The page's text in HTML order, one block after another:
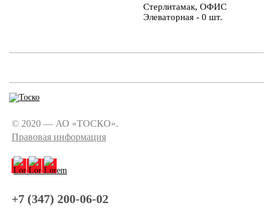
Стерлитамак, ОФИС
Элеваторная - 0 шт.
© 2020 — АО «ТОСКО».
Правовая информация
+7 (347) 200-06-02